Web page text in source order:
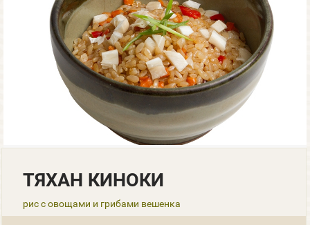
ТЯХАН КИНОКИ
рис с овощами и грибами вешенка